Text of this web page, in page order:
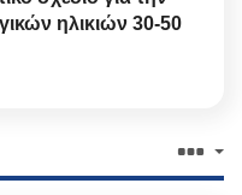
ηλικιών 30-50